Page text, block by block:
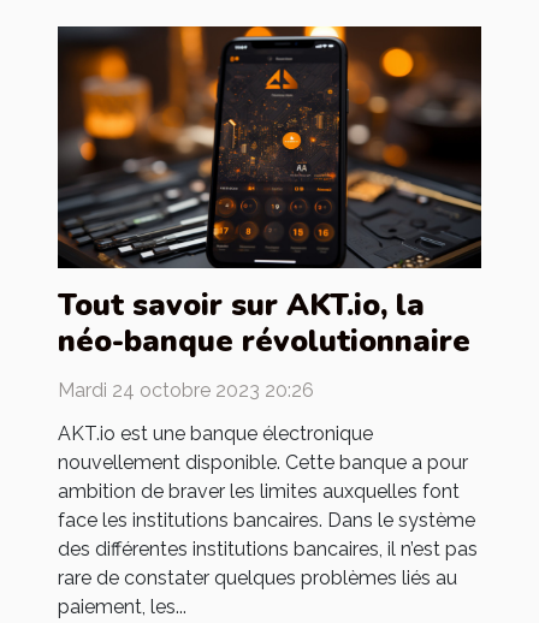
Tout savoir sur AKT.io, la
néo-banque révolutionnaire
Mardi 24 octobre 2023 20:26
AKT.io est une banque électronique
nouvellement disponible. Cette banque a pour
ambition de braver les limites auxquelles font
face les institutions bancaires. Dans le système
des différentes institutions bancaires, il n’est pas
rare de constater quelques problèmes liés au
paiement, les...